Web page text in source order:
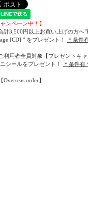
ャンペーン中！】
3,500円以上お買い上げの方へ
[CD] " をプレゼント！
＊条件
用者全員対象【プレゼントキャ
シールをプレゼント！
＊条件有
【Overseas order】